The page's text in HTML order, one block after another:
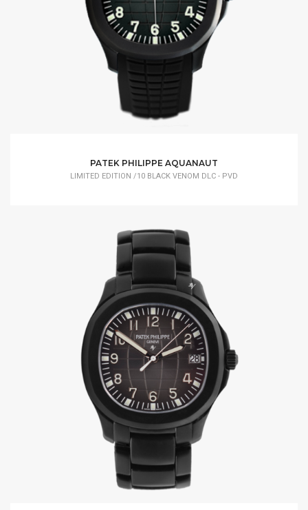
PATEK PHILIPPE AQUANAUT
LIMITED EDITION /10 BLACK VENOM DLC - PVD